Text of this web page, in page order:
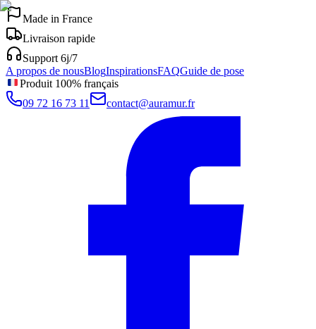
Made in France
Livraison rapide
Support 6j/7
A propos de nousBlogInspirationsFAQGuide de pose
Produit 100% français
09 72 16 73 11
contact@auramur.fr